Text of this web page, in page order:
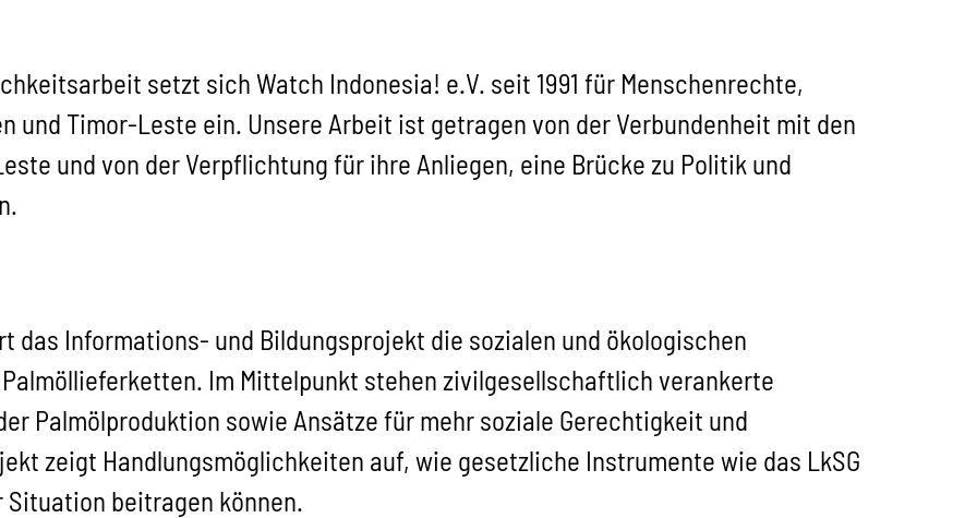
setzt sich Watch Indonesia! e.V. seit 1991 für Menschenrechte,
und Timor-Leste ein. Unsere Arbeit ist getragen von der Verbundenheit mit den
und von der Verpflichtung für ihre Anliegen, eine Brücke zu Politik und
das Informations- und Bildungsprojekt die sozialen und ökologischen
Im Mittelpunkt stehen zivilgesellschaftlich verankerte
Palmölproduktion sowie Ansätze für mehr soziale Gerechtigkeit und
zeigt Handlungsmöglichkeiten auf, wie gesetzliche Instrumente wie das LkSG
Situation beitragen können.